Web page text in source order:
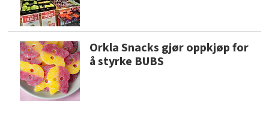
Orkla Snacks gjør oppkjøp for
å styrke BUBS